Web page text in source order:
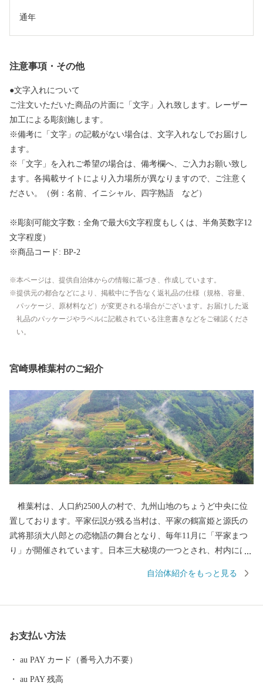
通年
注意事項・その他
●文字入れについて
ご注文いただいた商品の片面に「文字」入れ致します。レーザー
加工による彫刻施します。
※備考に「文字」の記載がない場合は、文字入れなしでお届けし
ます。
※「文字」を入れご希望の場合は、備考欄へ、ご入力お願い致し
ます。各掲載サイトにより入力場所が異なりますので、ご注意く
ださい。（例：名前、イニシャル、四字熟語 など）
※彫刻可能文字数：全角で最大6文字程度もしくは、半角英数字12
文字程度）
※商品コード: BP-2
本ページは、提供自治体からの情報に基づき、作成しています。
提供元の都合などにより、掲載中に予告なく返礼品の仕様（規格、容量、
パッケージ、原材料など）が変更される場合がございます。お届けした返
礼品のパッケージやラベルに記載されている注意書きなどをご確認くださ
い。
宮崎県椎葉村のご紹介
椎葉村は、人口約2500人の村で、九州山地のちょうど中央に位
置しております。平家伝説が残る当村は、平家の鶴富姫と源氏の
武将那須大八郎との恋物語の舞台となり、毎年11月に「平家まつ
り」が開催されています。日本三大秘境の一つとされ、村内には3
す。「日本で最も美しい村連合」に加盟しており、村内松尾地区
点施設Ｋａｔｅｒｉｅ（かてりえ）では、九州初の図書管理シス
テムが導入された図書館や村内外の企業やフリーランスの人が働
で楽しめる空間が広がっています。 椎葉村は、『夢 生きがい
自治体紹介をもっと見る
お支払い方法
au PAY カード（番号入力不要）
au PAY 残高